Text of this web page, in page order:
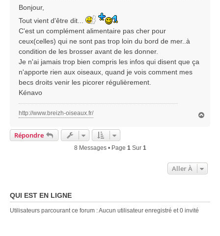
s
a
g
e
Bonjour,
Tout vient d'être dit...
C'est un complément alimentaire pas cher pour
ceux(celles) qui ne sont pas trop loin du bord de mer..à
condition de les brosser avant de les donner.
Je n'ai jamais trop bien compris les infos qui disent que ça
n'apporte rien aux oiseaux, quand je vois comment mes
becs droits venir les picorer régulièrement.
Kénavo
http://www.breizh-oiseaux.fr/
Répondre
8 Messages • Page 1Sur 1
Aller À
QUI EST EN LIGNE
Utilisateurs parcourant ce forum : Aucun utilisateur enregistré et 0 invité